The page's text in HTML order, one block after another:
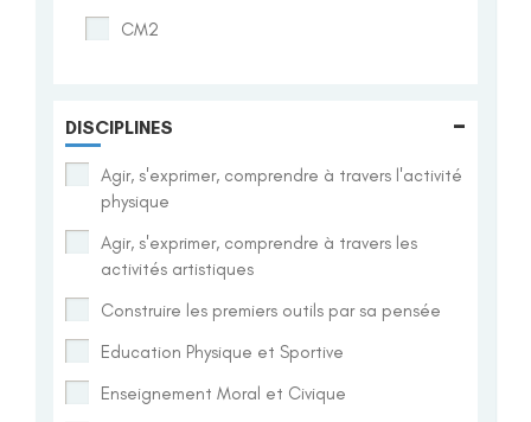
CM2
DISCIPLINES -
Agir, s'exprimer, comprendre à travers l'activité
physique
Agir, s'exprimer, comprendre à travers les
activités artistiques
Construire les premiers outils par sa pensée
Education Physique et Sportive
Enseignement Moral et Civique